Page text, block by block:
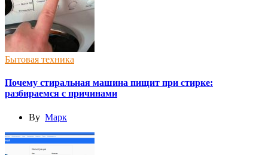
Бытовая техника
Почему стиральная машина пищит при стирке:
разбираемся с причинами
By Марк